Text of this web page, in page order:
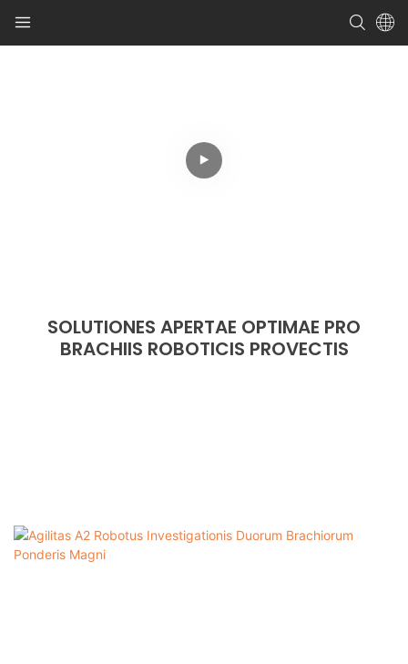
SOLUTIONES APERTAE OPTIMAE PRO
BRACHIIS ROBOTICIS PROVECTIS